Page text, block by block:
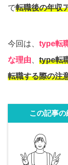
で転職後の年収
今回は、 type転
な理由
type転
転職する際の注
この記事の